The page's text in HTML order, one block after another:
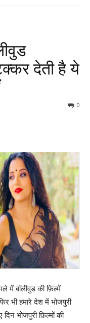
देती है ये
0
में बॉलीवुड की फ़िल्में
भी हमारे देश में भोजपुरी
भोजपुरी फ़िल्मों की